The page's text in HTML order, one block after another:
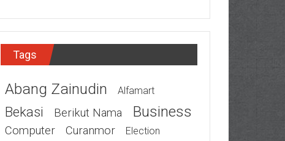
Tags
Abang Zainudin Alfamart
Bekasi Berikut Nama Business
Computer Curanmor Election